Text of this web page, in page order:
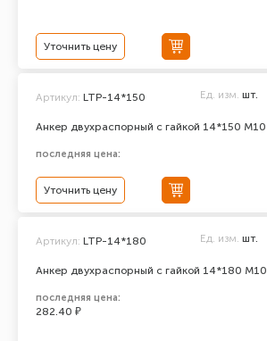
Уточнить цену
Анкер двухраспорный с гайкой 14*150 М10
Артикул: LTP-14*150 Ед. изм. шт.
последняя цена:
Уточнить цену
Анкер двухраспорный с гайкой 14*180 М10
Артикул: LTP-14*180 Ед. изм. шт.
последняя цена:
282.40 ₽